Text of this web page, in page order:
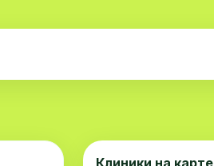
Клиники на карте